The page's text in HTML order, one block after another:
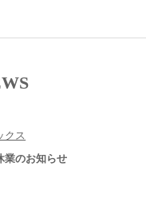
クス
業のお知らせ